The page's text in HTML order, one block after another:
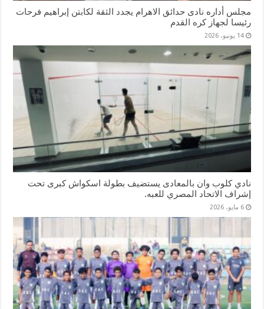
مجلس أداره نادى حدائق الاهرام يجدد الثقة لكابتن إبراهيم فرحات
رئيسا لجهاز كره القدم
14 يونيو، 2026
نادي كلوب وان بالمعادى يستضيف بطولة اسكواش كبرى تحت
إشراف الاتحاد المصري للعبه.
6 مايو، 2026